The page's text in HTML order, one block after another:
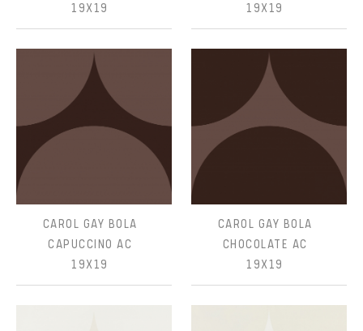
19X19
19X19
CAROL GAY BOLA
CAPUCCINO AC
19X19
CAROL GAY BOLA
CHOCOLATE AC
19X19